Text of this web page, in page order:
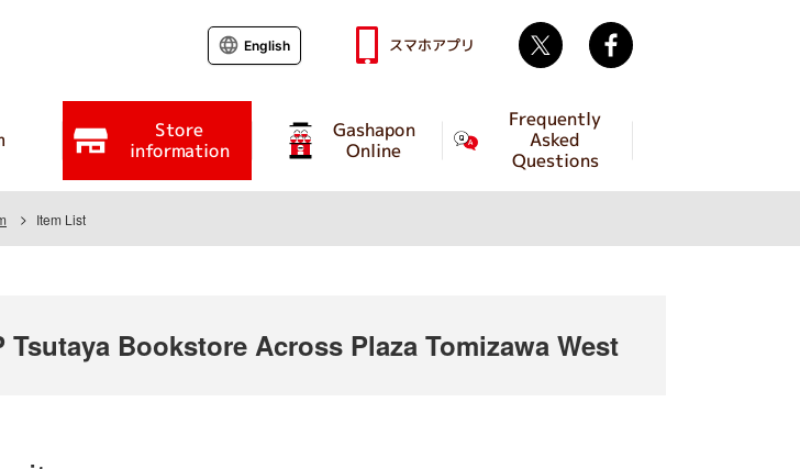
Store
information
Gashapon
Online
Frequently
Asked
Questions
English スマホアプリ Twitter
Item List
Tsutaya Bookstore Across Plaza Tomizawa West